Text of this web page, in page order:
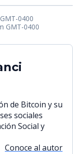
0400
GMT-0400
de Bitcoin y su
sociales
Social y
Conoce al autor